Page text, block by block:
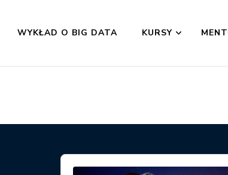
WYKŁAD O BIG DATA KURSY